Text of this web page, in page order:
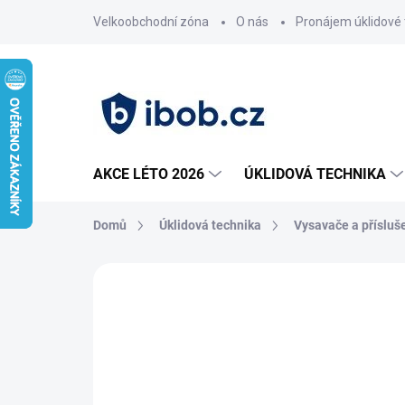
Velkoobchodní zóna O nás Pronájem
AKCE LÉTO 2026 ÚKLIDOVÁ TECHNIKA
Domů Úklidová technika Vysavače a